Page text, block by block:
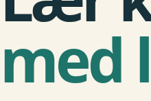
med